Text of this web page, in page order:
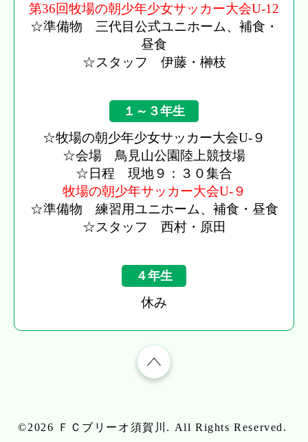
第36回牧場の朝少年少女サッカー大会U-12
☆準備物 三代目公式ユニホーム、補食・
昼食
☆スタッフ 伊藤・榊枝
１～３年生
☆牧場の朝少年少女サッカー大会U-９
☆会場 鳥見山公園陸上競技場
☆日程 現地９：３０集合
牧場の朝少年サッカー大会U-９
☆準備物 練習用ユニホーム、補食・昼食
☆スタッフ 西村・原田
４年生
休み
©2026 ＦＣブリーオ須賀川 . All Rights Reserved.